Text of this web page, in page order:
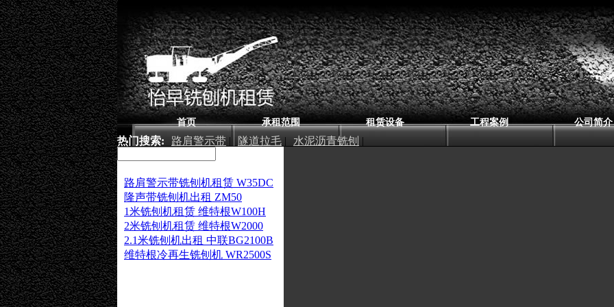
首页 承租范围 租赁设备 工程案例 公司简介
热门搜索: 路肩警示带 | 隧道拉毛 | 水泥沥青铣刨 |
厂房铣刨|
路肩警示带铣刨机租赁 W35DC
隆声带铣刨机出租 ZM50
1米铣刨机租赁 维特根W100H
2米铣刨机租赁 维特根W2000
2.1米铣刨机出租 中联BG2100B
维特根冷再生铣刨机 WR2500S